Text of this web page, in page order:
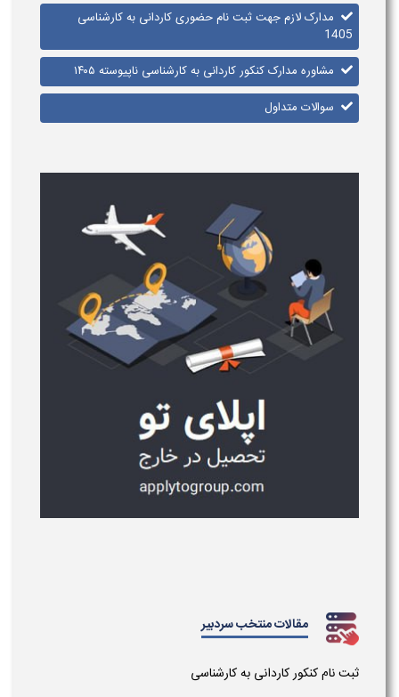
مدارک لازم جهت ثبت نام حضوری کاردانی به کارشناسی
1405
مشاوره مدارک کنکور کاردانی به کارشناسی ناپیوسته ۱۴۰۵
سوالات متداول
مقالات منتخب سردبیر
ثبت نام کنکور کاردانی به کارشناسی